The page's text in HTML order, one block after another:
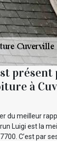
présent
à
du meilleur
Luigi est la
C’est par